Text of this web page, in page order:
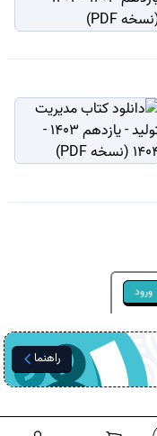
ورود
راهنما